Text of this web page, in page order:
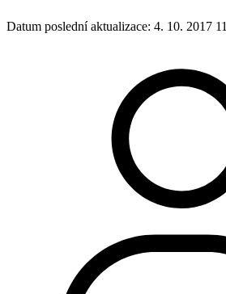
Datum poslední aktualizace: 4. 10. 2017